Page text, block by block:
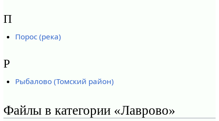
П
Порос (река)
Р
Рыбалово (Томский район)
Файлы в категории «Лаврово»